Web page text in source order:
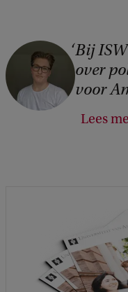
C
o
p
T
Bij
over
voor
Lees